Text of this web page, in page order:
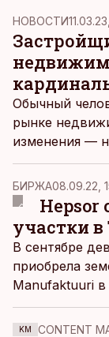
НОВОСТИ
Обычный
рынке
изменения —
раз меньше,
правления
БИРЖА08.09.22,
Hepsor
участки
В сентябре
приобрела
Manufaktuuri в
районе
KM CONTENT